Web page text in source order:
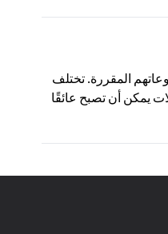
المقررة. تختلف
يمكن أن تصبح عائقًا